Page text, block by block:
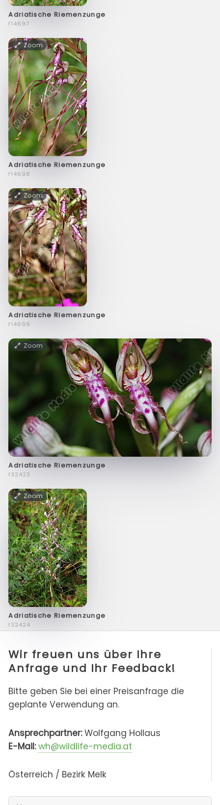
Adriatische Riemenzunge
f14697
Zoom
Adriatische Riemenzunge
f14698
Zoom
Adriatische Riemenzunge
f14699
Zoom
Adriatische Riemenzunge
f32423
Zoom
Adriatische Riemenzunge
f32424
Wir freuen uns über Ihre
Anfrage und Ihr Feedback!
Bitte geben Sie bei einer Preisanfrage die
geplante Verwendung an.
Ansprechpartner:Wolfgang Hollaus
E-Mail: wh@wildlife-media.at
Österreich / Bezirk Melk